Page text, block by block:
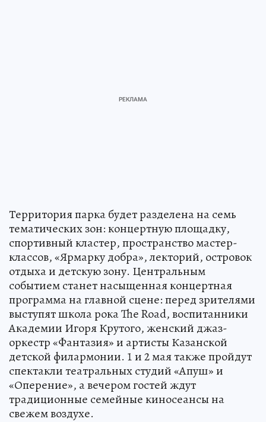
Территория парка будет разделена на семь
тематических зон: концертную площадку,
спортивный кластер, пространство мастер-
классов, «Ярмарку добра», лекторий, островок
отдыха и детскую зону. Центральным
событием станет насыщенная концертная
программа на главной сцене: перед зрителями
выступят школа рока The Road, воспитанники
Академии Игоря Крутого, женский джаз-
оркестр «Фантазия» и артисты Казанской
детской филармонии. 1 и 2 мая также пройдут
спектакли театральных студий «Апуш» и
«Оперение», а вечером гостей ждут
традиционные семейные киносеансы на
свежем воздухе.